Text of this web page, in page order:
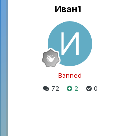
Иван1
Banned
72
2 0